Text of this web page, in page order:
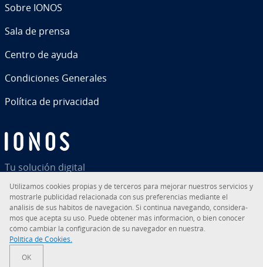
Tu solución digital
Sobre IONOS
Sala de prensa
Centro de ayuda
Co­n­di­cio­nes Generales
Política de pri­va­ci­dad
© 2026IONOS Inc.
RSS LinkedIntiktok InstagramFacebookYouTube
Uti­li­za­mos cookies propias y de terceros para mejorar nuestros servicios y
mostrarle pu­bli­ci­dad re­la­cio­na­da con sus pre­fe­re­n­cias mediante el
análisis de sus hábitos de na­ve­ga­ción. Si continua navegando, co­n­si­de­ra­
mos que acepta su uso. Puede obtener más in­fo­r­ma­ción, o bien conocer
cómo cambiar la co­n­fi­gu­ra­ción de su navegador en nuestra.
Política de Cookies.
OK